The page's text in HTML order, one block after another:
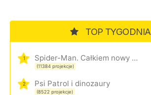
TOP TYGODNIA
1 Spider-Man. Całkiem nowy dzień
(11384 projekcje)
2 Psi Patrol i dinozaury
(8522 projekcje)